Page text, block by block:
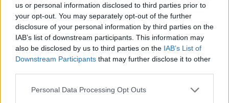
us or personal information disclosed to third parties prior to
your opt-out. You may separately opt-out of the further
disclosure of your personal information by third parties on the
IAB’s list of downstream participants. This information may
also be disclosed by us to third parties on the IAB’s List of
Downstream Participants that may further disclose it to other
Personal Data Processing Opt Outs